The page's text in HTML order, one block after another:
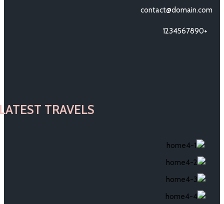
contact@domain.com
LATEST TRAVELS